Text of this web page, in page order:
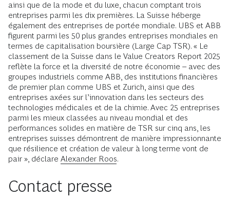
ainsi que de la mode et du luxe, chacun comptant trois
entreprises parmi les dix premières. La Suisse héberge
également des entreprises de portée mondiale. UBS et ABB
figurent parmi les 50 plus grandes entreprises mondiales en
termes de capitalisation boursière (Large Cap TSR). « Le
classement de la Suisse dans le Value Creators Report 2025
reflète la force et la diversité de notre économie – avec des
groupes industriels comme ABB, des institutions financières
de premier plan comme UBS et Zurich, ainsi que des
entreprises axées sur l’innovation dans les secteurs des
technologies médicales et de la chimie. Avec 25 entreprises
parmi les mieux classées au niveau mondial et des
performances solides en matière de TSR sur cinq ans, les
entreprises suisses démontrent de manière impressionnante
que résilience et création de valeur à long terme vont de
pair », déclare Alexander Roos.
Contact presse